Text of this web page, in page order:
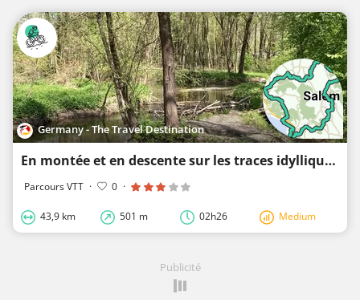
Germany - The Travel Destination
En montée et en descente sur les traces idylliques de la nature
Parcours VTT · 0 ·
43,9 km 501 m 02h26 Medium
Publicité